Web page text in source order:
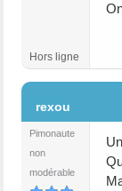
Hors ligne
rexou
Pimonaute
non
modérable